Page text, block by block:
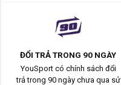
ĐỔI TRẢ TRONG 90 NGÀY
YouSport có chính sách đổi
trả trong 90 ngày chưa qua sử